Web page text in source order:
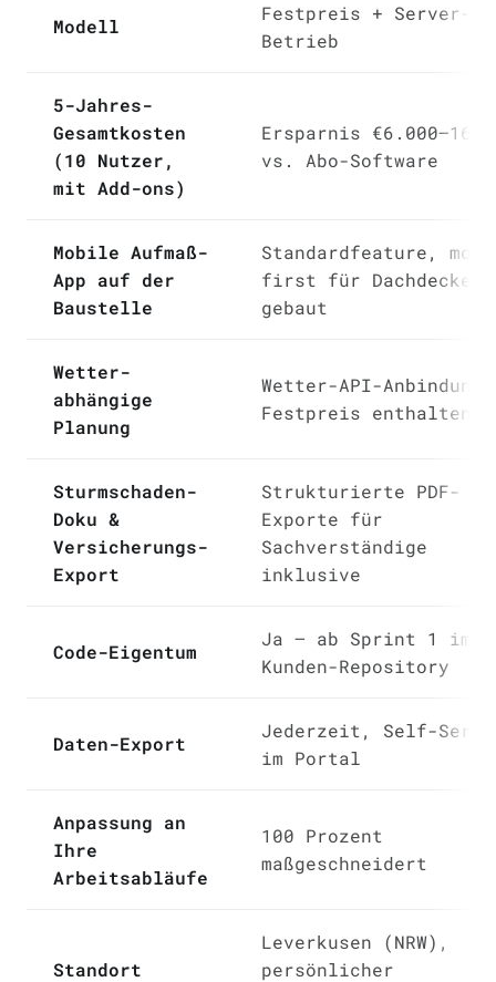
Modell
Festpreis + Server-
Betrieb
5-Jahres-
Gesamtkosten
(10 Nutzer,
mit Add-ons)
Ersparnis
vs. Abo-Software
Mobile Aufmaß-
App auf der
Baustelle
Standardfeature,
first für Dachdecker
gebaut
Wetter-
abhängige
Planung
Wetter-API-Anbindung
Festpreis enthalten
Sturmschaden-
Doku &
Versicherungs-
Export
Strukturierte PDF-
Exporte für
Sachverständige
inklusive
Code-Eigentum
Ja — ab Sprint 1 im
Kunden-Repository
Daten-Export
Jederzeit, Self-
im Portal
Anpassung an
Ihre
Arbeitsabläufe
100 Prozent
maßgeschneidert
Standort
Leverkusen (NRW),
persönlicher